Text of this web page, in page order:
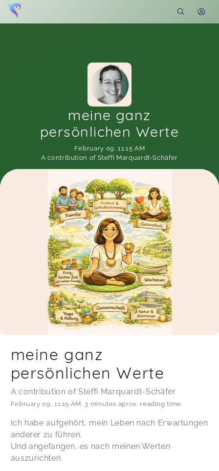
meine ganz
persönlichen Werte
February 09 ,11:15 AM
A contribution of Steffi Marquardt-Schäfer
Soon you will learn more about me here...
meine ganz
persönlichen Werte
A contribution of Steffi Marquardt-Schäfer
February 09 11:15 AM 3 minutes aprox. reading time
Ich habe aufgehört, mein Leben nach Erwartungen
anderer zu führen.
Und angefangen, es nach meinen Werten
auszurichten.